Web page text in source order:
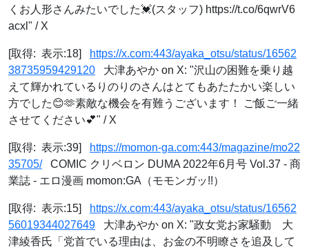
くお人形さんみたいでした💓(スタッフ) https://t.co/6qwrV6
acxl" / X
[取得: 表示:18]
https://x.com:443/ayaka_otsu/status/16562
38735959429120 大津あやか on X: "沢山の困難を乗り越
えて輝かれているりのりのさんはとてもあたたかい楽しい
方でした😊🫶素敵な機会を有難うございます！ ご飯ご一緒
させてください💕" / X
[取得: 表示:39]
https://momon-ga.com:443/magazine/mo22
35705/COMIC クリベロン DUMA 2022年6月号 Vol.37 - 商
業誌 - エロ漫画 momon:GA（モモンガッ!!）
[取得: 表示:15]
https://x.com:443/ayaka_otsu/status/16562
56019344027649 大津あやか on X: "政女党お家騒動 大
津綾香氏「党首でいる理由は、お金の不明瞭さを追及して